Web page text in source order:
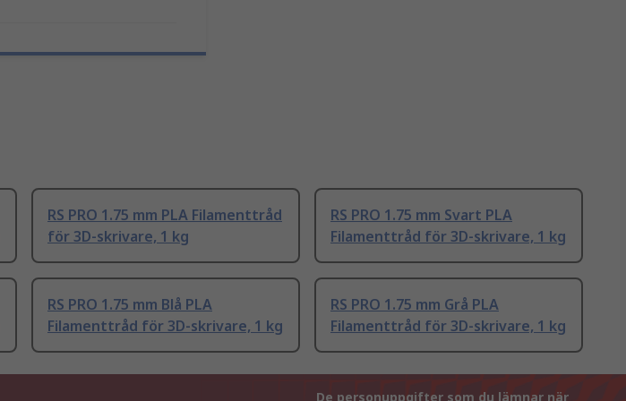
RS PRO 1.75 mm PLA Filamenttråd
för 3D-skrivare, 1 kg
RS PRO 1.75 mm Svart PLA
Filamenttråd för 3D-skrivare, 1 kg
RS PRO 1.75 mm Blå PLA
Filamenttråd för 3D-skrivare, 1 kg
RS PRO 1.75 mm Grå PLA
Filamenttråd för 3D-skrivare, 1 kg
De personuppgifter som du lämnar när